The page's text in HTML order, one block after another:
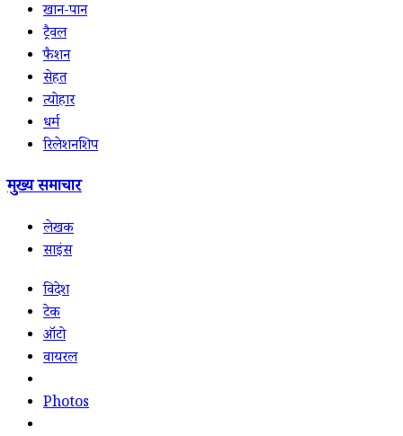
खान-पान
ट्रैवल
फैशन
सेहत
त्योहार
धर्म
रिलेशनशिप
मुख्य समाचार
लेखक
साइंस
विदेश
टेक
ऑटो
वायरल
Photos